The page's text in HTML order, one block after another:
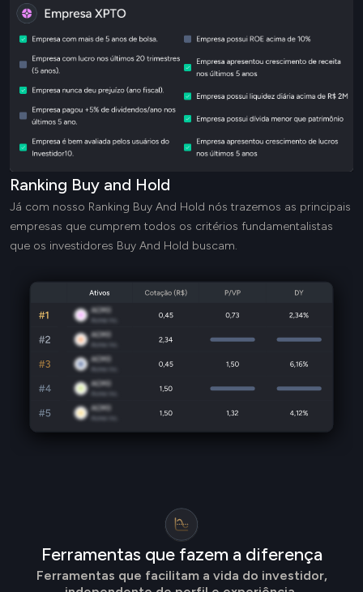
Ranking Buy and Hold
Já com nosso Ranking Buy And Hold nós trazemos as principais
empresas que cumprem todos os critérios fundamentalistas
que os investidores Buy And Hold buscam.
Ferramentas que fazem a diferença
Ferramentas que facilitam a vida do investidor,